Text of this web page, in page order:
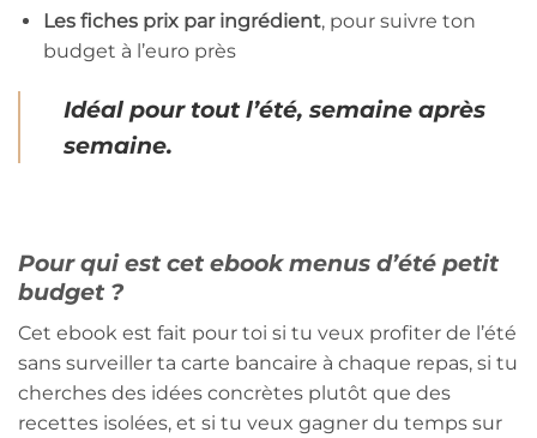
Les fiches prix par ingrédient, pour suivre ton
budget à l’euro près
Idéal pour tout l’été, semaine après
semaine.
Pour qui est cet ebook menus d’été petit
budget ?
Cet ebook est fait pour toi si tu veux profiter de l’été
sans surveiller ta carte bancaire à chaque repas, si tu
cherches des idées concrètes plutôt que des
recettes isolées, et si tu veux gagner du temps sur